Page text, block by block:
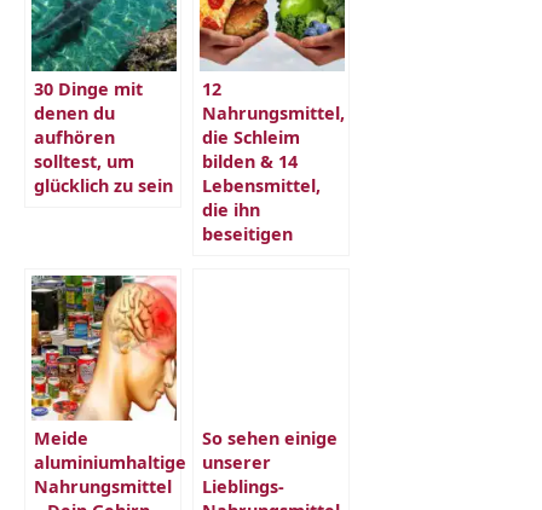
30 Dinge mit
denen du
aufhören
solltest, um
glücklich zu sein
12
Nahrungsmittel,
die Schleim
bilden & 14
Lebensmittel,
die ihn
beseitigen
Meide
aluminiumhaltige
Nahrungsmittel
So sehen einige
unserer
Lieblings-